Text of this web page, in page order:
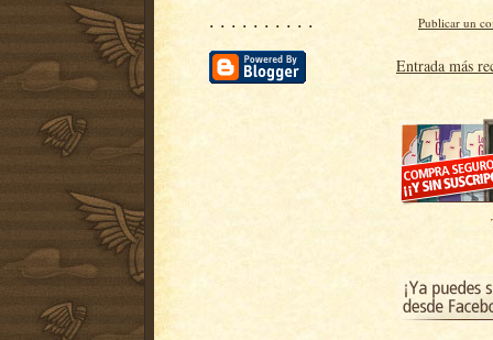
· · · · · · · · · · Publicar un
Entrada más